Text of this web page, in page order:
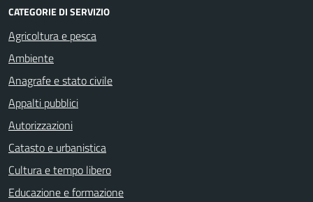
CATEGORIE DI SERVIZIO
Agricoltura e pesca
Ambiente
Anagrafe e stato civile
Appalti pubblici
Autorizzazioni
Catasto e urbanistica
Cultura e tempo libero
Educazione e formazione